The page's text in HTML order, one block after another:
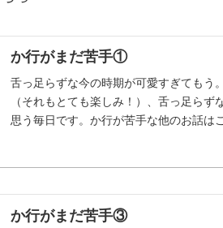
か行がまだ苦手①
舌っ足らずな今の時期が可愛すぎてもう
（それもとても楽しみ！）、舌っ足ら
思う毎日です。か行が苦手な他のお話は
か行がまだ苦手③